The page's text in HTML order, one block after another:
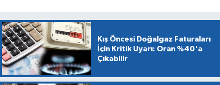
Kış Öncesi Doğalgaz Faturaları
İçin Kritik Uyarı: Oran %40'a
Çıkabilir